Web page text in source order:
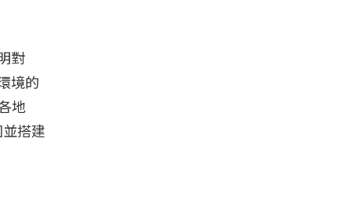
對
境的
地
搭建